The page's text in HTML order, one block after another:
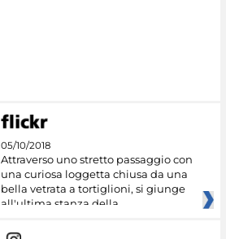
05/10/2018
Attraverso uno stretto passaggio con
una curiosa loggetta chiusa da una
bella vetrata a tortiglioni, si giunge
all'ultima stanza della